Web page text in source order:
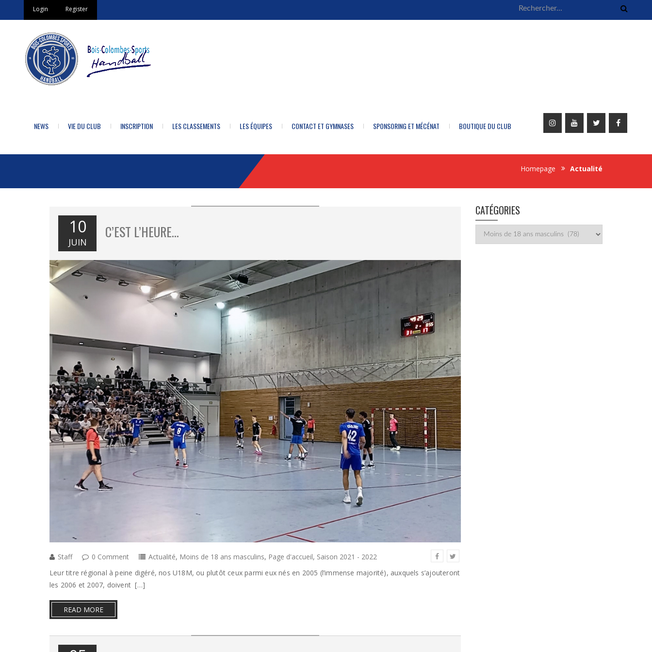
Login Register
NEWS VIE DU CLUB INSCRIPTION LES CLASSEMENTS LES ÉQUIPES CONTACT ET GYMNASES SPONSORING ET MÉCÉNAT BOUTIQUE DU CLUB
Homepage Actualité
10
JUIN
C’EST L’HEURE…
Staff 0 Comment Actualité, Moins de 18 ans masculins, Page d'accueil, Saison 2021 - 2022
Leur titre régional à peine digéré, nos U18M, ou plutôt ceux parmi eux nés en 2005 (l’immense majorité), auxquels s’ajouteront
les 2006 et 2007, doivent […]
READ MORE
CATÉGORIES
Catégories